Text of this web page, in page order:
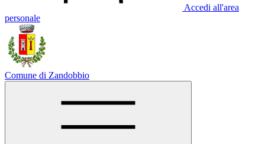
Accedi all'area
personale
Comune di Zandobbio